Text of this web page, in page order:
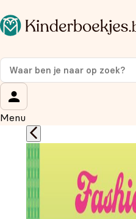
Menu
Op de hoogte blijven van
Meld je aan voor onze
korting
Wat is je voornaam?
Wat is je e-mailadres?*
Aanmelden
We gebruiken je